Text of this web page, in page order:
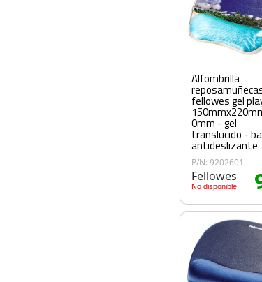
Alfombrilla
fellowes gel
0mm - gel
translucido -
antideslizante
P/N: 9202601
Fellowes
No disponible